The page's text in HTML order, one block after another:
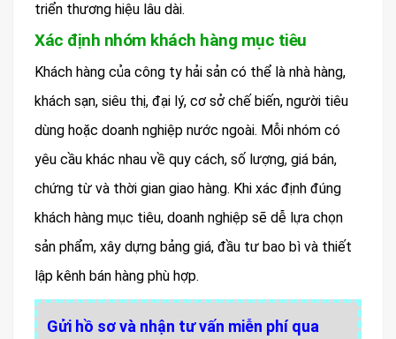
triển thương hiệu lâu dài.
Xác định nhóm khách hàng mục tiêu
Khách hàng của công ty hải sản có thể là nhà hàng,
khách sạn, siêu thị, đại lý, cơ sở chế biến, người tiêu
dùng hoặc doanh nghiệp nước ngoài. Mỗi nhóm có
yêu cầu khác nhau về quy cách, số lượng, giá bán,
chứng từ và thời gian giao hàng. Khi xác định đúng
khách hàng mục tiêu, doanh nghiệp sẽ dễ lựa chọn
sản phẩm, xây dựng bảng giá, đầu tư bao bì và thiết
lập kênh bán hàng phù hợp.
Gửi hồ sơ và nhận tư vấn miễn phí qua